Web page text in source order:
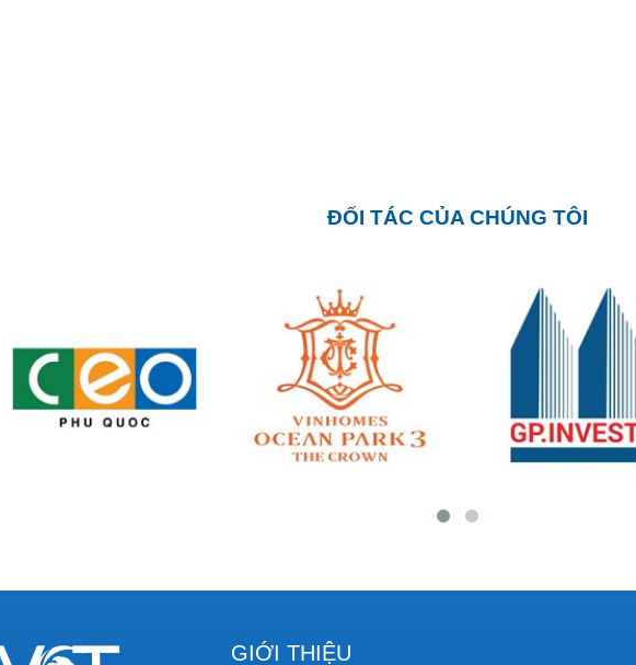
ĐỐI TÁC CỦA CHÚNG TÔI
GIỚI THIỆU